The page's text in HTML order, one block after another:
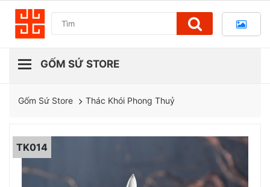
Gốm Sứ Store Thác Khói Phong Thuỷ
TK014